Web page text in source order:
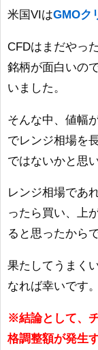
米国VIはGMOク
CFDはまだやっ
銘柄が面白いの
いました。
そんな中、値幅
でレンジ相場を
ではないかと思
レンジ相場であ
ったら買い、上
ると思ったからで
果たしてうまく
なれば幸いです。
※結論として、
格調整額が発生